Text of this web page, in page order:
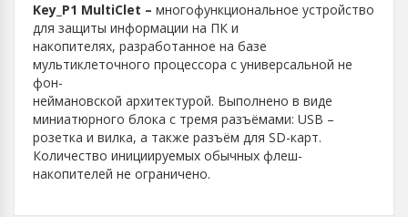
Key_P1 MultiClet – многофункциональное устройство
для защиты информации на ПК и
накопителях, разработанное на базе
мультиклеточного процессора с универсальной не
фон-
неймановской архитектурой. Выполнено в виде
миниатюрного блока с тремя разъёмами: USB –
розетка и вилка, а также разъём для SD-карт.
Количество инициируемых обычных флеш-
накопителей не ограничено.